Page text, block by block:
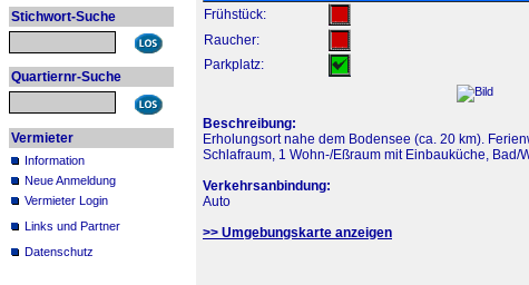
Stichwort-Suche
Quartiernr-Suche
Vermieter
Information
Neue Anmeldung
Vermieter Login
Links und Partner
Datenschutz
Frühstück:
Raucher:
Parkplatz:
Beschreibung:
Erholungsort nahe dem Bodensee (ca. 20 km).
Schlafraum, 1 Wohn-/Eßraum mit Einbauküche, Bad/
Verkehrsanbindung:
Auto
>> Umgebungskarte anzeigen